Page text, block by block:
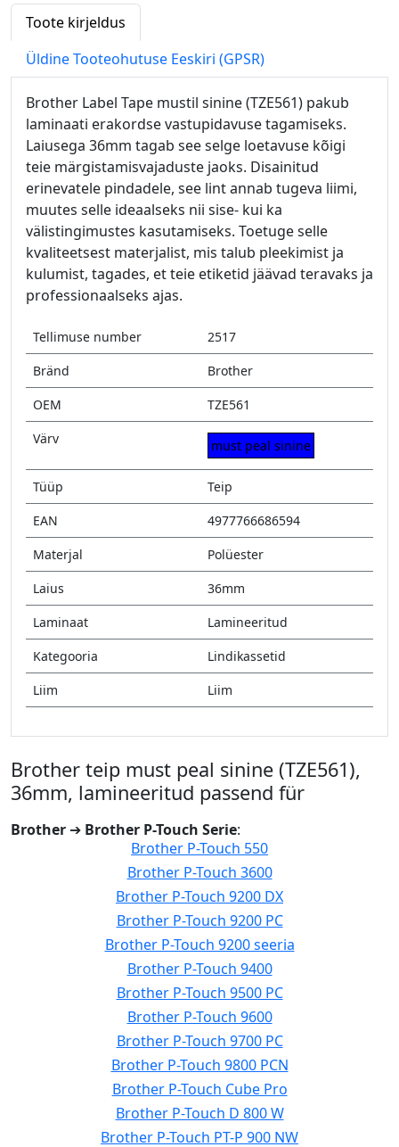
Toote kirjeldus
Üldine Tooteohutuse Eeskiri (GPSR)
Brother Label Tape mustil sinine (TZE561) pakub
laminaati erakordse vastupidavuse tagamiseks.
Laiusega 36mm tagab see selge loetavuse kõigi
teie märgistamisvajaduste jaoks. Disainitud
erinevatele pindadele, see lint annab tugeva liimi,
muutes selle ideaalseks nii sise- kui ka
välistingimustes kasutamiseks. Toetuge selle
kvaliteetsest materjalist, mis talub pleekimist ja
kulumist, tagades, et teie etiketid jäävad teravaks ja
professionaalseks ajas.
Tellimuse number
2517
Bränd
Brother
OEM
TZE561
Värv
must peal sinine
Tüüp
Teip
EAN
4977766686594
Materjal
Polüester
Laius
36mm
Laminaat
Lamineeritud
Kategooria
Lindikassetid
Liim
Liim
Brother teip must peal sinine (TZE561),
36mm, lamineeritud passend für
Brother ➔ Brother P-Touch Serie:
Brother P-Touch 550
Brother P-Touch 3600
Brother P-Touch 9200 DX
Brother P-Touch 9200 PC
Brother P-Touch 9200 seeria
Brother P-Touch 9400
Brother P-Touch 9500 PC
Brother P-Touch 9600
Brother P-Touch 9700 PC
Brother P-Touch 9800 PCN
Brother P-Touch Cube Pro
Brother P-Touch D 800 W
Brother P-Touch PT-P 900 NW